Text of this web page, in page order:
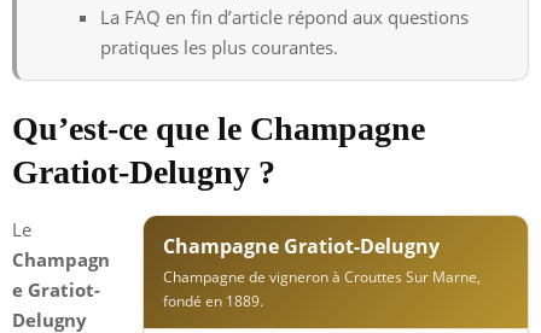
La FAQ en fin d’article répond aux questions
pratiques les plus courantes.
Qu’est-ce que le Champagne
Gratiot-Delugny ?
Champagne Gratiot-Delugny
Champagne de vigneron à Crouttes Sur Marne,
fondé en 1889.
Le
Champagn
e Gratiot-
Delugny